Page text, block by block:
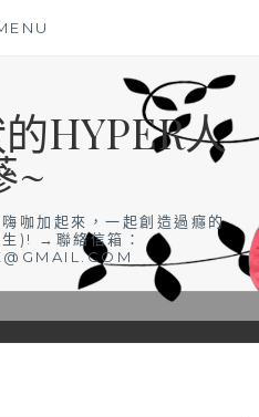
HYPER人
~
咖加起來，一起創造過癮的
)! →聯絡信箱：